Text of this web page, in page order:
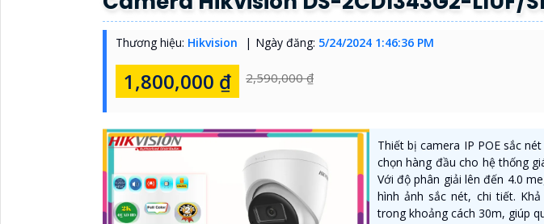
Thương hiệu: Hikvision Ngày đăng: 5/24/2024 1:46:36 PM
1,800,000 ₫ 2,590,000 ₫
Thiết bị camera IP POE sắc
chọn hàng đầu cho hệ thống
Với độ phân giải lên đến 4.0
hình ảnh sắc nét, chi tiết.
trong khoảng cách 30m, giúp